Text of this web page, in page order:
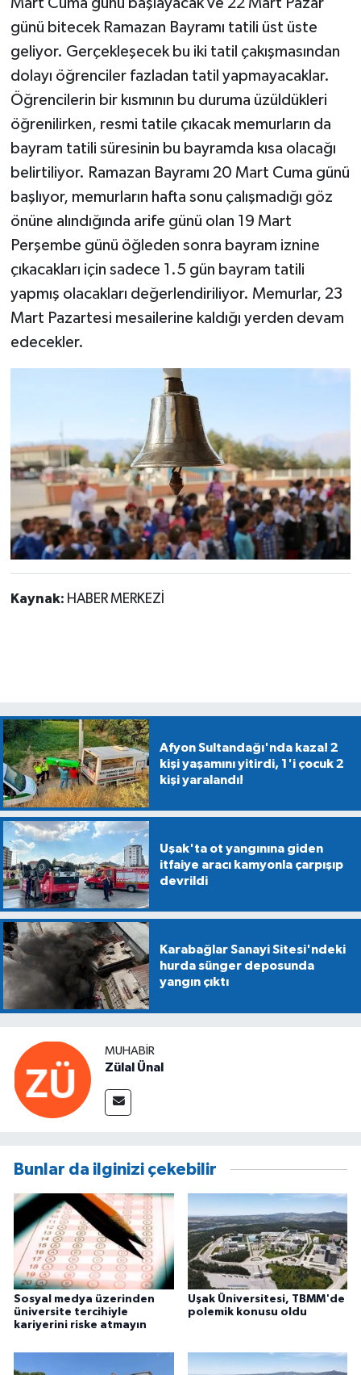
Mart Cuma günü başlayacak ve 22 Mart Pazar
günü bitecek Ramazan Bayramı tatili üst üste
geliyor. Gerçekleşecek bu iki tatil çakışmasından
dolayı öğrenciler fazladan tatil yapmayacaklar.
Öğrencilerin bir kısmının bu duruma üzüldükleri
öğrenilirken, resmi tatile çıkacak memurların da
bayram tatili süresinin bu bayramda kısa olacağı
belirtiliyor. Ramazan Bayramı 20 Mart Cuma günü
başlıyor, memurların hafta sonu çalışmadığı göz
önüne alındığında arife günü olan 19 Mart
Perşembe günü öğleden sonra bayram iznine
çıkacakları için sadece 1.5 gün bayram tatili
yapmış olacakları değerlendiriliyor. Memurlar, 23
Mart Pazartesi mesailerine kaldığı yerden devam
edecekler.
Kaynak: HABER MERKEZİ
Afyon Sultandağı'nda kaza! 2
kişi yaşamını yitirdi, 1'i çocuk 2
kişi yaralandı!
Uşak'ta ot yangınına giden
itfaiye aracı kamyonla çarpışıp
devrildi
Karabağlar Sanayi Sitesi'ndeki
hurda sünger deposunda
yangın çıktı
MUHABIR
Zülal Ünal
Bunlar da ilginizi çekebilir
Sosyal medya üzerinden
üniversite tercihiyle
kariyerini riske atmayın
Uşak Üniversitesi, TBMM'de
polemik konusu oldu